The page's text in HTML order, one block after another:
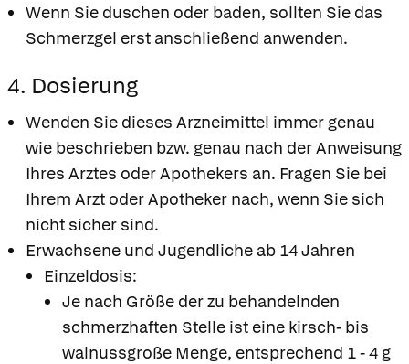
Wenn Sie duschen oder baden, sollten Sie das
Schmerzgel erst anschließend anwenden.
4. Dosierung
Wenden Sie dieses Arzneimittel immer genau
wie beschrieben bzw. genau nach der Anweisung
Ihres Arztes oder Apothekers an. Fragen Sie bei
Ihrem Arzt oder Apotheker nach, wenn Sie sich
nicht sicher sind.
Erwachsene und Jugendliche ab 14 Jahren
Einzeldosis:
Je nach Größe der zu behandelnden
schmerzhaften Stelle ist eine kirsch- bis
walnussgroße Menge, entsprechend 1 - 4 g